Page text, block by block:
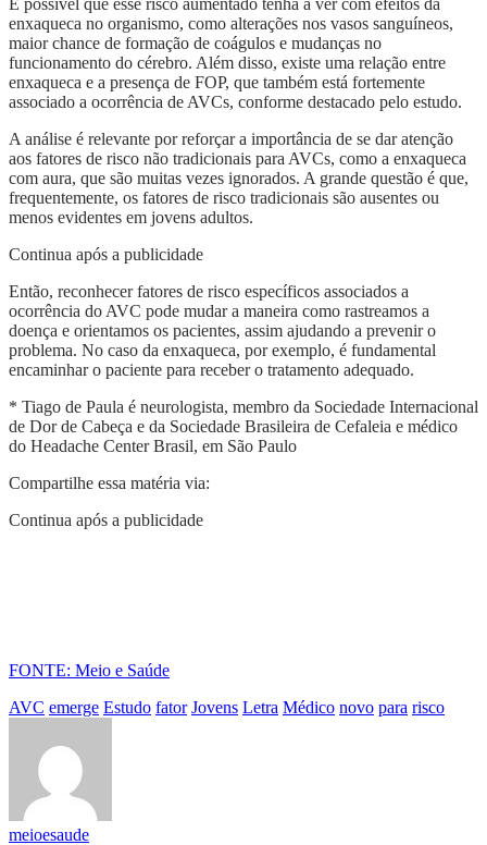
É possível que esse risco aumentado tenha a ver com efeitos da
enxaqueca no organismo, como alterações nos vasos sanguíneos,
maior chance de formação de coágulos e mudanças no
funcionamento do cérebro. Além disso, existe uma relação entre
enxaqueca e a presença de FOP, que também está fortemente
associado a ocorrência de AVCs, conforme destacado pelo estudo.
A análise é relevante por reforçar a importância de se dar atenção
aos fatores de risco não tradicionais para AVCs, como a enxaqueca
com aura, que são muitas vezes ignorados. A grande questão é que,
frequentemente, os fatores de risco tradicionais são ausentes ou
menos evidentes em jovens adultos.
Continua após a publicidade
Então, reconhecer fatores de risco específicos associados a
ocorrência do AVC pode mudar a maneira como rastreamos a
doença e orientamos os pacientes, assim ajudando a prevenir o
problema. No caso da enxaqueca, por exemplo, é fundamental
encaminhar o paciente para receber o tratamento adequado.
* Tiago de Paula é neurologista, membro da Sociedade Internacional
de Dor de Cabeça e da Sociedade Brasileira de Cefaleia e médico
do Headache Center Brasil, em São Paulo
Compartilhe essa matéria via:
Continua após a publicidade
FONTE: Meio e Saúde
AVC emerge Estudo fator Jovens Letra Médico novo para risco
meioesaude